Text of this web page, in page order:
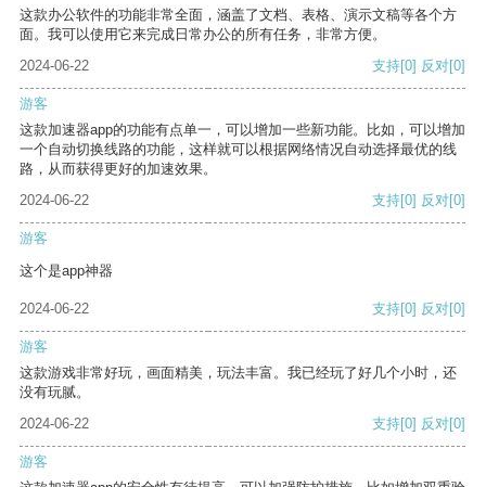
这款办公软件的功能非常全面，涵盖了文档、表格、演示文稿等各个方
面。我可以使用它来完成日常办公的所有任务，非常方便。
2024-06-22
支持[0] 反对[0]
游客
这款加速器app的功能有点单一，可以增加一些新功能。比如，可以增加
一个自动切换线路的功能，这样就可以根据网络情况自动选择最优的线
路，从而获得更好的加速效果。
2024-06-22
支持[0] 反对[0]
游客
这个是app神器
2024-06-22 支持[0] 反对[0]
游客
这款游戏非常好玩，画面精美，玩法丰富。我已经玩了好几个小时，还
没有玩腻。
2024-06-22
支持[0] 反对[0]
游客